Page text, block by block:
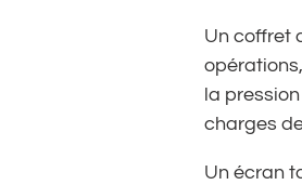
Un coffret
la
charges
Un écran